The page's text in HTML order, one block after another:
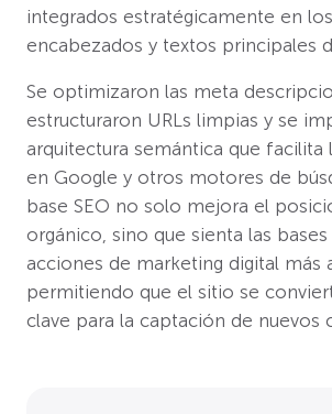
integrados estratégicamente en
encabezados y textos principales
Se optimizaron las meta
estructuraron URLs limpias y se
arquitectura semántica que facilita
en Google y otros motores de
base SEO no solo mejora el
orgánico, sino que sienta las
acciones de marketing digital más
permitiendo que el sitio se
clave para la captación de nuevos